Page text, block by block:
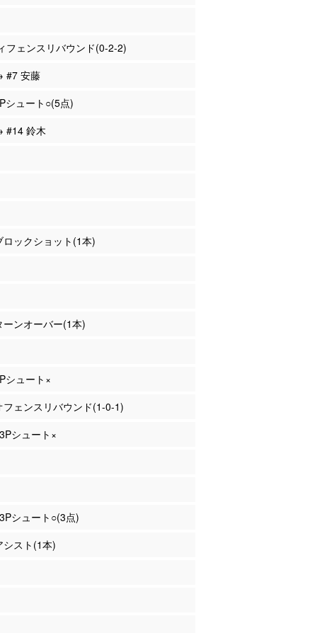
フェンスリバウンド(0-2-2)
#7 安藤
シュート○(5点)
#14 鈴木
ックショット(1本)
ンオーバー(1本)
シュート×
フェンスリバウンド(1-0-1)
シュート×
シュート○(3点)
スト(1本)